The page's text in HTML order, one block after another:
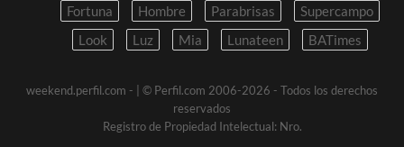
Fortuna
Hombre Parabrisas
Supercampo
Look
Luz Mia Lunateen BATimes
weekend.perfil.com -
| © Perfil.com 2006-2026 - Todos los derechos
reservados
Registro de Propiedad Intelectual: Nro.